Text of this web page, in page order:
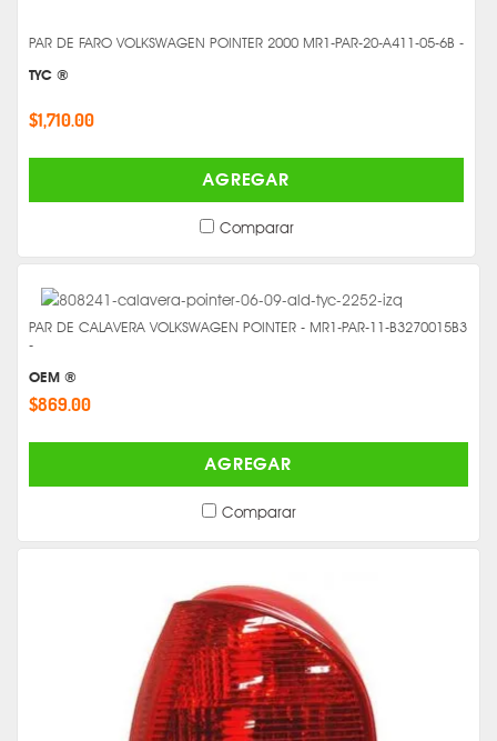
PAR DE FARO VOLKSWAGEN POINTER 2000 MR1-PAR-20-A411-05-6B -
TYC ®
$1,710.00
AGREGAR
Comparar
PAR DE CALAVERA VOLKSWAGEN POINTER - MR1-PAR-11-B3270015B3
-
OEM ®
$869.00
AGREGAR
Comparar